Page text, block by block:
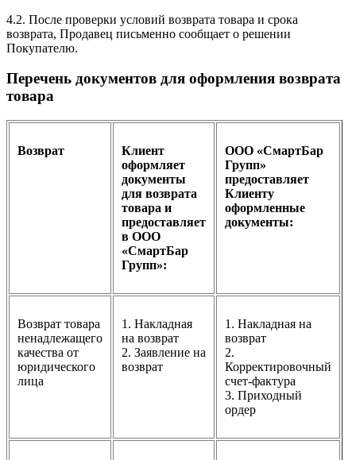
4.2. После проверки условий возврата товара и срока
возврата, Продавец письменно сообщает о решении
Покупателю.
Перечень документов для оформления возврата
товара
Возврат
Клиент
оформляет
документы
для возврата
товара и
предоставляет
в ООО
«СмартБар
Групп»:
ООО «СмартБар
Групп»
предоставляет
Клиенту
оформленные
документы:
Возврат товара
ненадлежащего
качества от
юридического
лица
1. Накладная
на возврат
2. Заявление на
возврат
1. Накладная на
возврат
2.
Корректировочный
счет-фактура
3. Приходный
ордер